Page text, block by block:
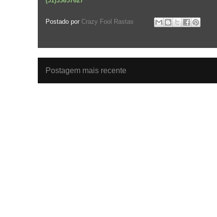
Postado por Crazy Fool Rastas
Postagem mais recente